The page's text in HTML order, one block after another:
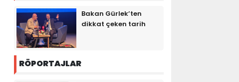
Bakan Gürlek’ten
dikkat çeken tarih
RÖPORTAJLAR